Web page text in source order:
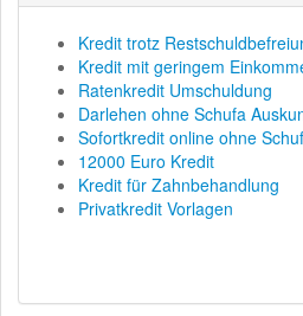
Kredit trotz
Kredit mit geringem
Ratenkredit Umschuldung
Darlehen ohne Schufa
Sofortkredit online ohne
12000 Euro Kredit
Kredit für Zahnbehandlung
Privatkredit Vorlagen